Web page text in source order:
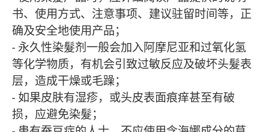
书、使用方式、注意事项、建议驻留时间等，正
确及安全地使用产品；
- 永久性染髮剂一般会加入阿摩尼亚和过氧化氢
等化学物质，有机会引致过敏反应及破坏头髮表
层，造成干燥或毛躁；
- 如果皮肤有湿疹，或头皮表面痕痒甚至有破
损，应避免染髮；